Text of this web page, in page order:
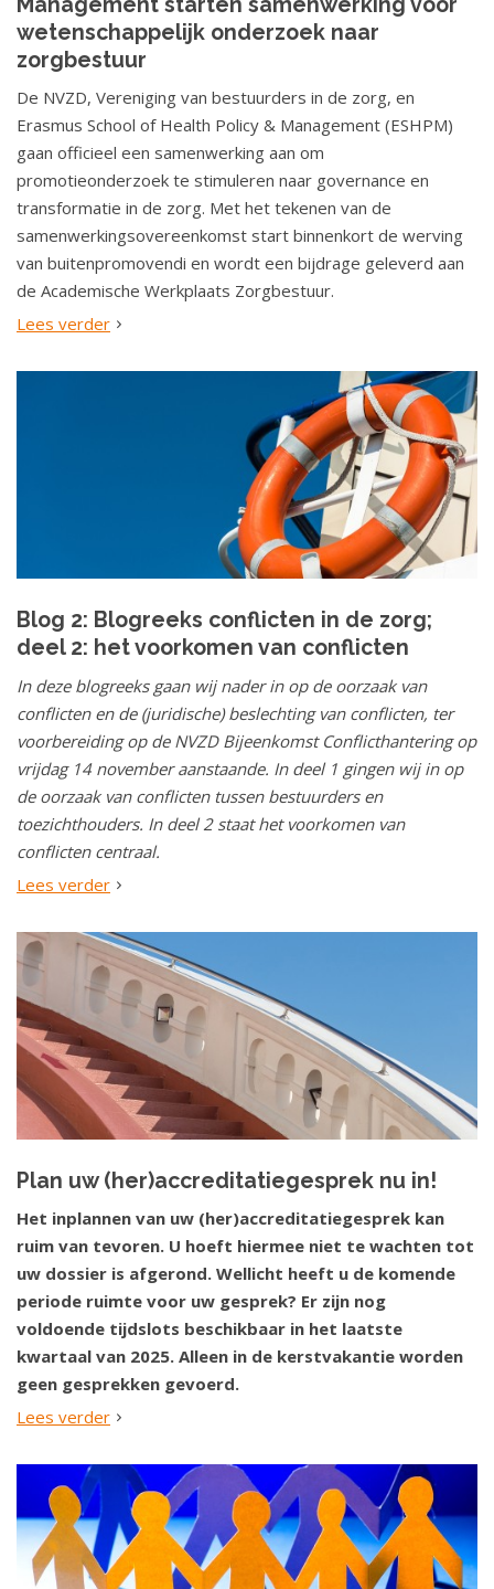
wetenschappelijk onderzoek naar
zorgbestuur
De NVZD, Vereniging van bestuurders in de zorg, en
Erasmus School of Health Policy & Management (ESHPM)
gaan officieel een samenwerking aan om
promotieonderzoek te stimuleren naar governance en
transformatie in de zorg. Met het tekenen van de
samenwerkingsovereenkomst start binnenkort de werving
van buitenpromovendi en wordt een bijdrage geleverd aan
de Academische Werkplaats Zorgbestuur.
Lees verder
Blog 2: Blogreeks conflicten in de zorg;
deel 2: het voorkomen van conflicten
In deze blogreeks gaan wij nader in op de oorzaak van
conflicten en de (juridische) beslechting van conflicten, ter
voorbereiding op de NVZD Bijeenkomst Conflicthantering op
vrijdag 14 november aanstaande. In deel 1 gingen wij in op
de oorzaak van conflicten tussen bestuurders en
toezichthouders. In deel 2 staat het voorkomen van
conflicten centraal.
Lees verder
Plan uw (her)accreditatiegesprek nu in!
Het inplannen van uw (her)accreditatiegesprek kan
ruim van tevoren. U hoeft hiermee niet te wachten tot
uw dossier is afgerond. Wellicht heeft u de komende
periode ruimte voor uw gesprek? Er zijn nog
voldoende tijdslots beschikbaar in het laatste
kwartaal van 2025. Alleen in de kerstvakantie worden
geen gesprekken gevoerd.
Lees verder